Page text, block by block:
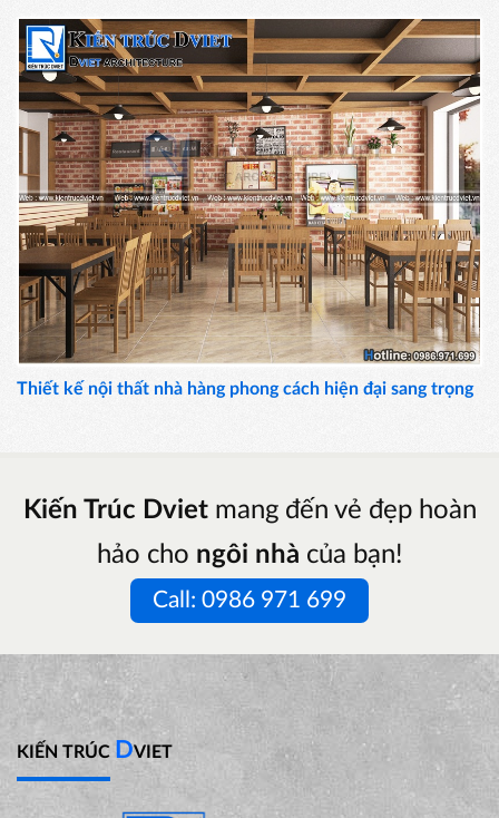
Thiết kế nội thất nhà hàng phong cách hiện đại sang trọng
Kiến Trúc Dvietmang đến vẻ đẹp hoàn
hảo cho ngôi nhà của bạn!
Call: 0986 971 699
KIẾN TRÚC DVIET